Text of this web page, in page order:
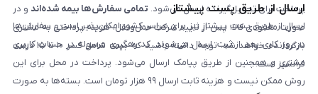
پرداخت برای تحویل‌گیرنده ارسال می‌شود. تمامی سفارش‌ها بیمه شده‌اند و در
صورت مفقودی کالا، پس از تایید شرکت حمل‌ونقل، هزینه پرداختی به مشتری
بازگردانده خواهد شد. توجه داشته باشید که بیمه شامل کسر ۱۰ تا ۱۵ درصد
فرانشیز است.
ارسال از طریق پست پیشتاز
ارسال از طریق پست پیشتاز نیز برای سراسر کشور امکان‌پذیر است و سفارش‌ها
در روز کاری بعد از ثبت، ارسال می‌شوند. کد رهگیری مرسوله در حساب کاربری
مشتری و همچنین از طریق پیامک ارسال می‌شود. پرداخت در محل برای این
روش ممکن نیست و هزینه ثابت ارسال ۹۹ هزار تومان است. بسته‌ها به صورت